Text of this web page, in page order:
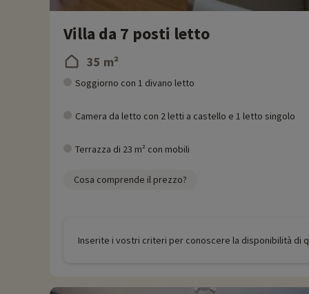
Villa da 7 posti letto
35 m²
Soggiorno con 1 divano letto
Camera da letto con 2 letti a castello e 1 letto singolo
Terrazza di 23 m² con mobili
Cosa comprende il prezzo?
Inserite i vostri criteri per conoscere la disponibilità di